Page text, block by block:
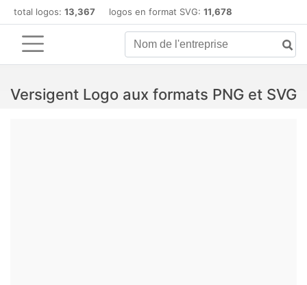
total logos: 13,367 logos en format SVG: 11,678
Versigent Logo aux formats PNG et SVG